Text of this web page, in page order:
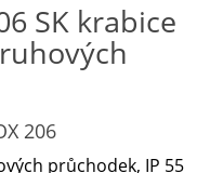
SK krabice
206
průchodek, IP 55